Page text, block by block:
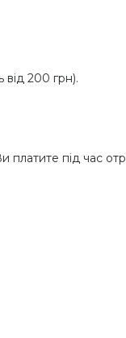
від 200 грн).
платите під час